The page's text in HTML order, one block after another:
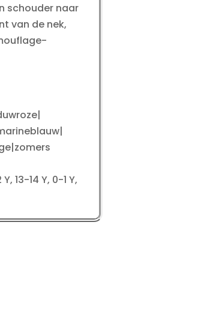
schouder naar
van de nek,
13-14 Y, 0-1 Y,